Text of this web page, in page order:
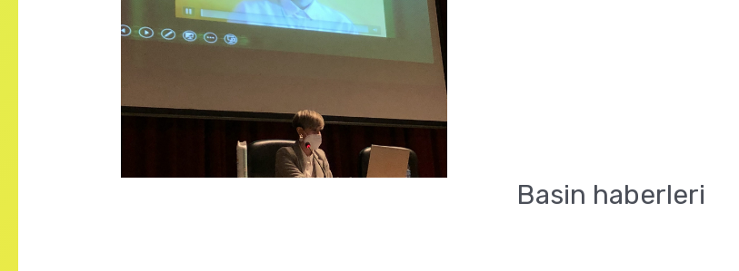
Mrs Lucia Santiago Loira,
Journalist Editor of Sports in the
EFE Agency and Director of the
Basin haberleri